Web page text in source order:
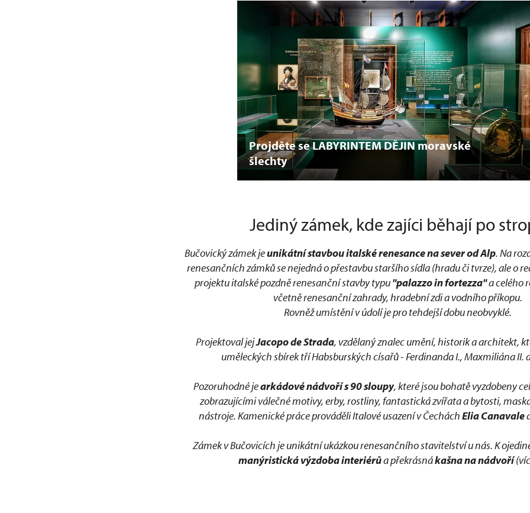
Projděte se LABYRINTEM DĚJIN moravské
šlechty
Jediný zámek, kde zajíci běhají po
Bučovický zámek jeunikátní stavbou italské renesance na sever od Alp. Na
renesančních zámků se nejedná o přestavbu staršího sídla (hradu či tvrze), ale o
projektu italské pozdně renesanční stavby typu"palazzo in fortezza"a celého
včetně renesanční zahrady, hradební zdi a vodního příkopu.
Rovněž umístění v údolí je pro tehdejší dobu neobvyklé.
Projektoval jejJacopo de Strada, vzdělaný znalec umění, historik a architekt,
uměleckých sbírek tří Habsburských císařů - Ferdinanda I., Maxmiliána II.
Pozoruhodné jearkádové nádvoří s 90 sloupy, které jsou bohatě vyzdobeny
zobrazujícími válečné motivy, erby, rostliny, fantastická zvířata a bytosti,
nástroje. Kamenické práce prováděli Italové usazení v ČecháchElia Canavale
Zámek v Bučovicích je unikátní ukázkou renesančního stavitelství u nás. K
manýristická výzdoba interiérůa překrásnákašna na nádvoří